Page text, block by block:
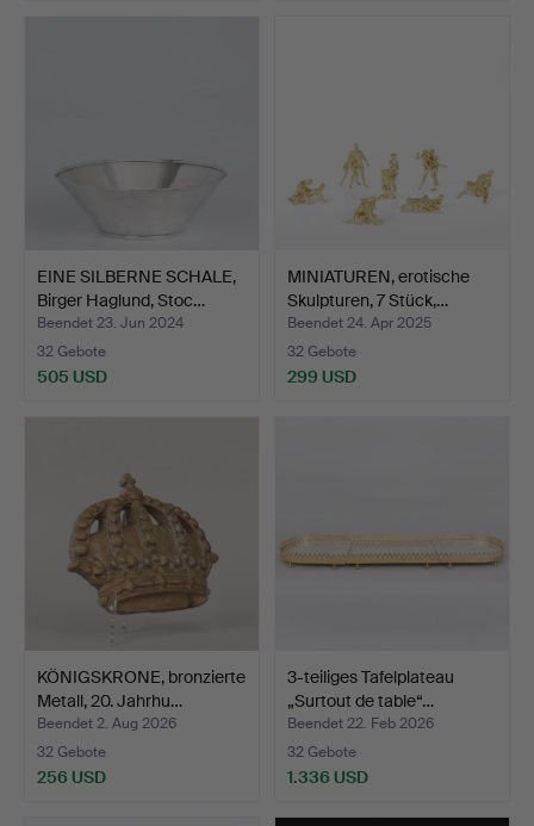
EINE SILBERNE SCHALE,
Birger Haglund, Stoc…
Beendet 23. Jun 2024
32 Gebote
505 USD
MINIATUREN, erotische
Skulpturen, 7 Stück,…
Beendet 24. Apr 2025
32 Gebote
299 USD
KÖNIGSKRONE, bronzierte
Metall, 20. Jahrhu…
Beendet 2. Aug 2026
32 Gebote
256 USD
3-teiliges Tafelplateau
„Surtout de table“…
Beendet 22. Feb 2026
32 Gebote
1.336 USD